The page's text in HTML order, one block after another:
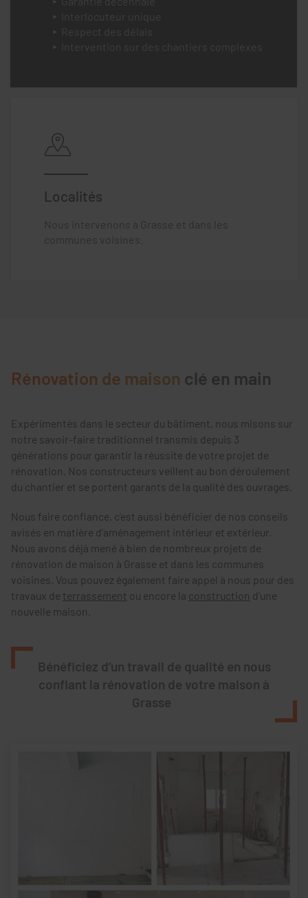
Localités
Nous intervenons à Grasse et dans les
communes voisines.
Rénovation de maison clé en main
Expérimentés dans le secteur du bâtiment, nous misons sur
notre savoir-faire traditionnel transmis depuis 3
générations pour garantir la réussite de votre projet de
rénovation. Nos constructeurs veillent au bon déroulement
du chantier et se portent garants de la qualité des ouvrages.
Nous faire confiance, c’est aussi bénéficier de nos conseils
avisés en matière d’aménagement intérieur et extérieur.
Nous avons déjà mené à bien de nombreux projets de
rénovation de maison à Grasse et dans les communes
voisines. Vous pouvez également faire appel à nous pour des
travaux de terrassement ou encore la construction d’une
nouvelle maison.
Bénéficiez d’un travail de qualité en nous
confiant la rénovation de votre maison à
Grasse